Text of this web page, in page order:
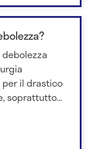
il drastico
soprattutto...